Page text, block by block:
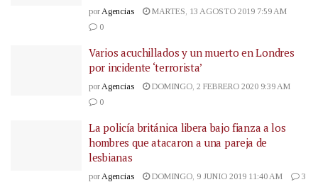
por Agencias
MARTES, 13 AGOSTO 2019 7:59 AM
0
Varios acuchillados y un muerto en Londres
por incidente ‘terrorista’
por Agencias
DOMINGO, 2 FEBRERO 2020 9:39 AM
0
La policía británica libera bajo fianza a los
hombres que atacaron a una pareja de
lesbianas
por Agencias DOMINGO, 9 JUNIO 2019 11:40 AM 3